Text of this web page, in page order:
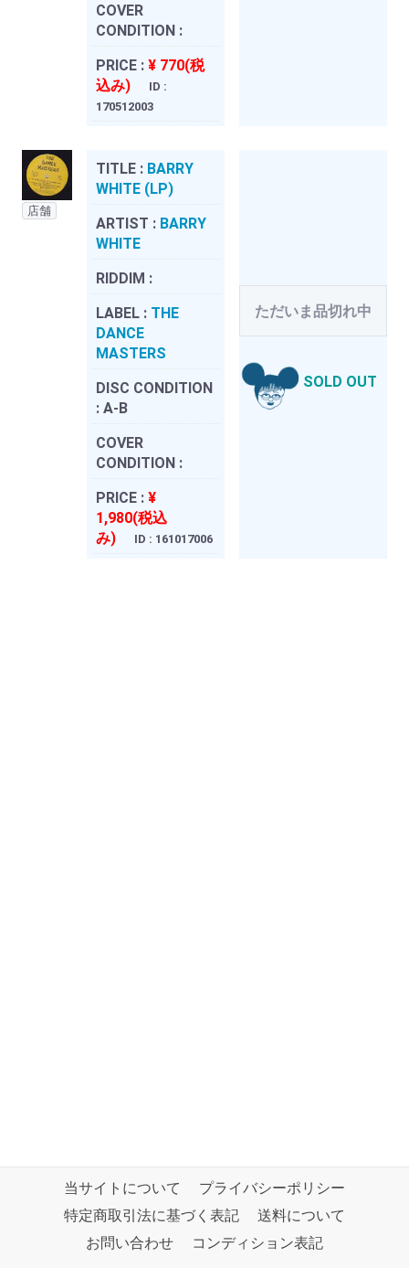
COVER
CONDITION :
PRICE : ¥ 770(税
込み)
ID :
170512003
店舗
TITLE : BARRY
WHITE (LP)
ARTIST : BARRY
WHITE
RIDDIM :
LABEL : THE
DANCE
MASTERS
DISC CONDITION
: A-B
COVER
CONDITION :
PRICE : ¥
1,980(税込
み)
ID : 161017006
ただいま品切れ中
SOLD OUT
当サイトについて
プライバシーポリシー
特定商取引法に基づく表記
送料について
お問い合わせ
コンディション表記